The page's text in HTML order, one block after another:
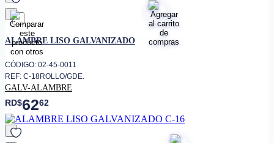
favorito
ALAMBRE LISO GALVANIZADO
CÓDIGO: 02-45-0011
REF: C-18ROLLO/GDE.
GALV-ALAMBRE
RD$6262